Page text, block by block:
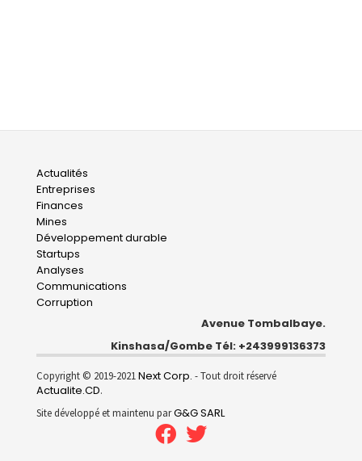
Main
navigation
Actualités
Entreprises
Finances
Mines
Développement durable
Startups
Analyses
Communications
Corruption
Avenue Tombalbaye.
Kinshasa/Gombe Tél: +243999136373
Copyright © 2019-2021Next Corp. - Tout droit réservé
Actualite.CD.
Site développé et maintenu parG&G SARL